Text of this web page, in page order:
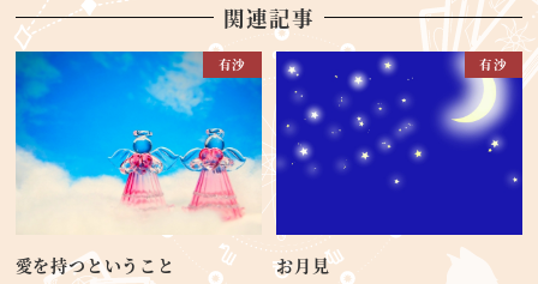
関連記事
有沙
愛を持つということ
有沙
お月見